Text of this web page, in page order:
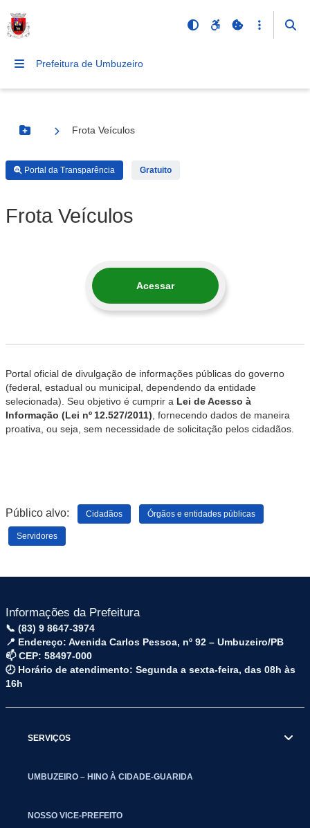
Prefeitura de Umbuzeiro
Botão Menu
Frota Veículos
Portal da Transparência Gratuito
Frota Veículos
Acessar
Portal oficial de divulgação de informações públicas do governo
(federal, estadual ou municipal, dependendo da entidade
selecionada). Seu objetivo é cumprir a Lei de Acesso à
Informação (Lei nº 12.527/2011) , fornecendo dados de maneira
proativa, ou seja, sem necessidade de solicitação pelos cidadãos.
Público alvo: Cidadãos Órgãos e entidades públicas
Servidores
Informações da Prefeitura
📞 (83) 9 8647-3974
📍 Endereço: Avenida Carlos Pessoa, nº 92 – Umbuzeiro/PB
📫 CEP: 58497-000
🕗 Horário de atendimento: Segunda a sexta-feira, das 08h às
16h
SERVIÇOS
UMBUZEIRO – HINO À CIDADE-GUARIDA
NOSSO VICE-PREFEITO